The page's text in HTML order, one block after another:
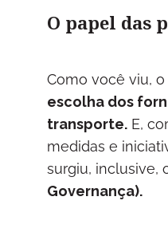
O papel das
Como você viu,
escolha dos
transporte.E,
medidas e
surgiu, inclusive,
Governança).